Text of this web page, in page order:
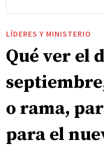
LÍDERES Y MINISTERIO
Qué ver el
o rama,
para el